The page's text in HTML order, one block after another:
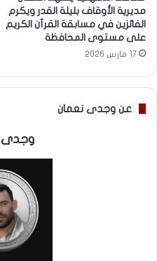
مديرية الأوقاف بليلة القدر ويكرم
الفائزين في مسابقة القرآن الكريم
على مستوى المحافظة
17 مارس 2026
عن وجدى نعمان
وجدى